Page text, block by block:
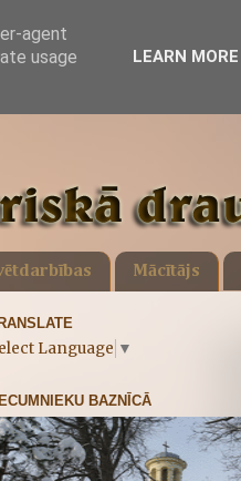
Mācītājs
Language ▼
BAZNĪCĀ
agent
usage
LEARN MORE